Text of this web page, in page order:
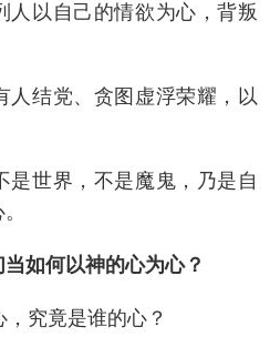
人以自己的情欲为心，背叛
人结党、贪图虚浮荣耀，以
是世界，不是魔鬼，乃是自
如何以神的心为心？
究竟是谁的心？